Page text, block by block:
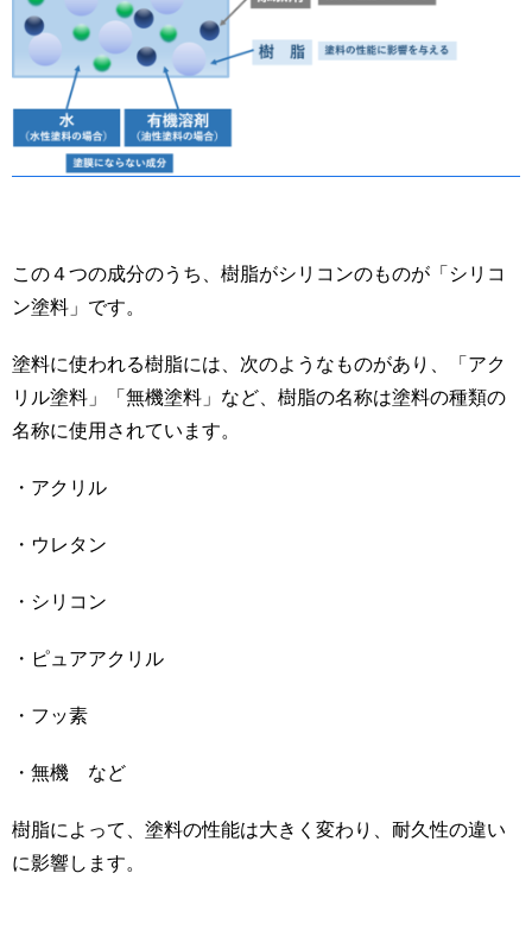
この４つの成分のうち、樹脂がシリコンのものが「シリコ
ン塗料」です。
塗料に使われる樹脂には、次のようなものがあり、「アク
リル塗料」「無機塗料」など、樹脂の名称は塗料の種類の
名称に使用されています。
・アクリル
・ウレタン
・シリコン
・ピュアアクリル
・フッ素
・無機 など
樹脂によって、塗料の性能は大きく変わり、耐久性の違い
に影響します。